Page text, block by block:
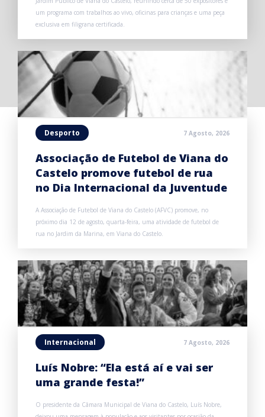
um programa com trabalhos ao vivo, oficinas para crianças e uma peça
exclusiva em filigrana certificada.
Desporto 7 Agosto, 2026
Associação de Futebol de Viana do
Castelo promove futebol de rua
no Dia Internacional da Juventude
A Associação de Futebol de Viana do Castelo (AFVC) promove, no
próximo dia 12 de agosto, quarta-feira, uma atividade de futebol de
rua no Jardim da Marina, em Viana do Castelo.
Internacional 7 Agosto, 2026
Luís Nobre: “Ela está aí e vai ser
uma grande festa!”
O presidente da Câmara Municipal de Viana do Castelo, Luís Nobre,